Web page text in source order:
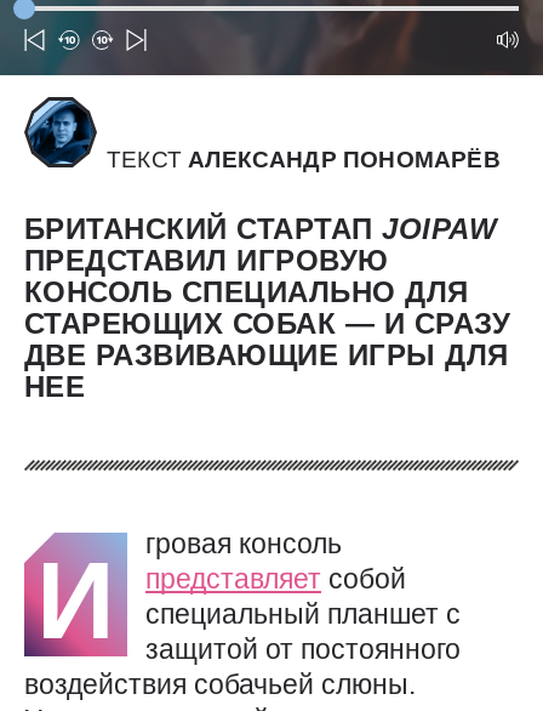
ТЕКСТ АЛЕКСАНДР ПОНОМАРЁВ
БРИТАНСКИЙ СТАРТАПJOIPAW
ПРЕДСТАВИЛ ИГРОВУЮ
КОНСОЛЬ СПЕЦИАЛЬНО ДЛЯ
СТАРЕЮЩИХ СОБАК — И СРАЗУ
ДВЕ РАЗВИВАЮЩИЕ ИГРЫ ДЛЯ
НЕЕ
И
гровая консоль
представляет собой
специальный планшет с
защитой от постоянного
воздействия собачьей слюны.